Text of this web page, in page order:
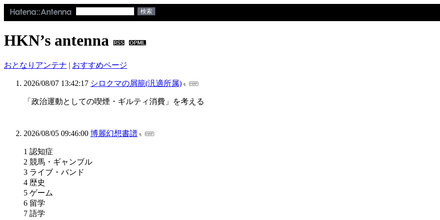
HKN’s antenna
おとなりアンテナ | おすすめページ
2026/08/07 13:42:17 シロクマの屑籠(汎適所属)
「政治運動としての喫煙・ギルティ消費」を考える
2026/08/05 09:46:00 博麗幻想書譜
1 認知症
2 競馬・ギャンブル
3 ライブ・バンド
4 歴史
5 ゲーム
6 留学
7 語学